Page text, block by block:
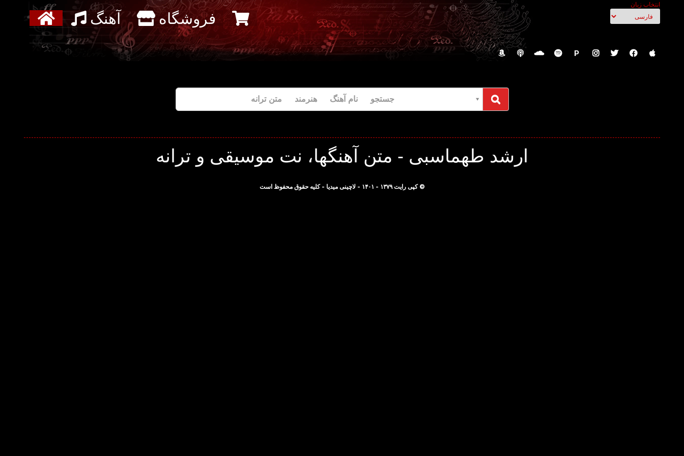
انتخاب زبان
آهنگ فروشگاه
P
جستجو نام آهنگ هنرمند متن ترانه
ارشد طهماسبی - متن آهنگها، نت موسیقی و ترانه
© کپی رایت ۱۳۷۹ - ۱۴۰۱ - لاچینی میدیا - کلیه حقوق محفوظ است